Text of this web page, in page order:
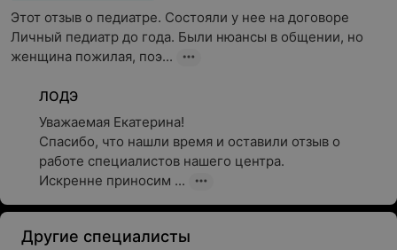
Этот отзыв о педиатре. Состояли у нее на договоре
Личный педиатр до года. Были нюансы в общении, но
женщина пожилая, поэ...
ЛОДЭ
Уважаемая Екатерина!
Спасибо, что нашли время и оставили отзыв о
работе специалистов нашего центра.
Искренне приносим ...
Другие специалисты